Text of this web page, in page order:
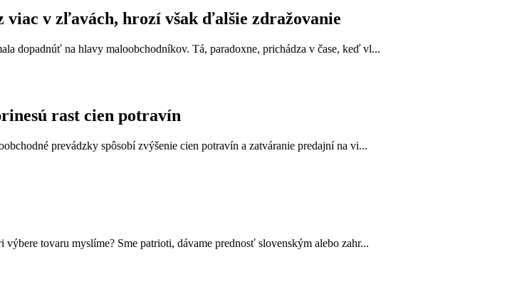
viac v zľavách, hrozí však ďalšie zdražovanie
dopadnúť na hlavy maloobchodníkov. Tá, paradoxne, prichádza v čase, keď vl...
rast cien potravín
prevádzky spôsobí zvýšenie cien potravín a zatváranie predajní na vi...
tovaru myslíme? Sme patrioti, dávame prednosť slovenským alebo zahr...